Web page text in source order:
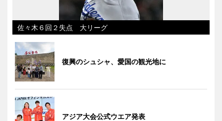
佐々木６回２失点 大リーグ
復興のシュシャ、愛国の観光地に
アジア大会公式ウエア発表